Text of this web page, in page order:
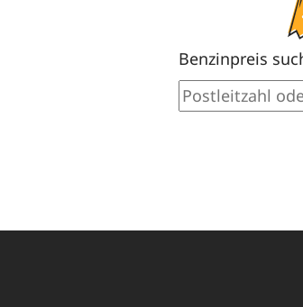
Benzinpreis